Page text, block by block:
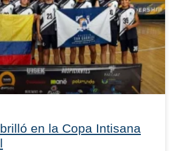
en la Copa Intisana